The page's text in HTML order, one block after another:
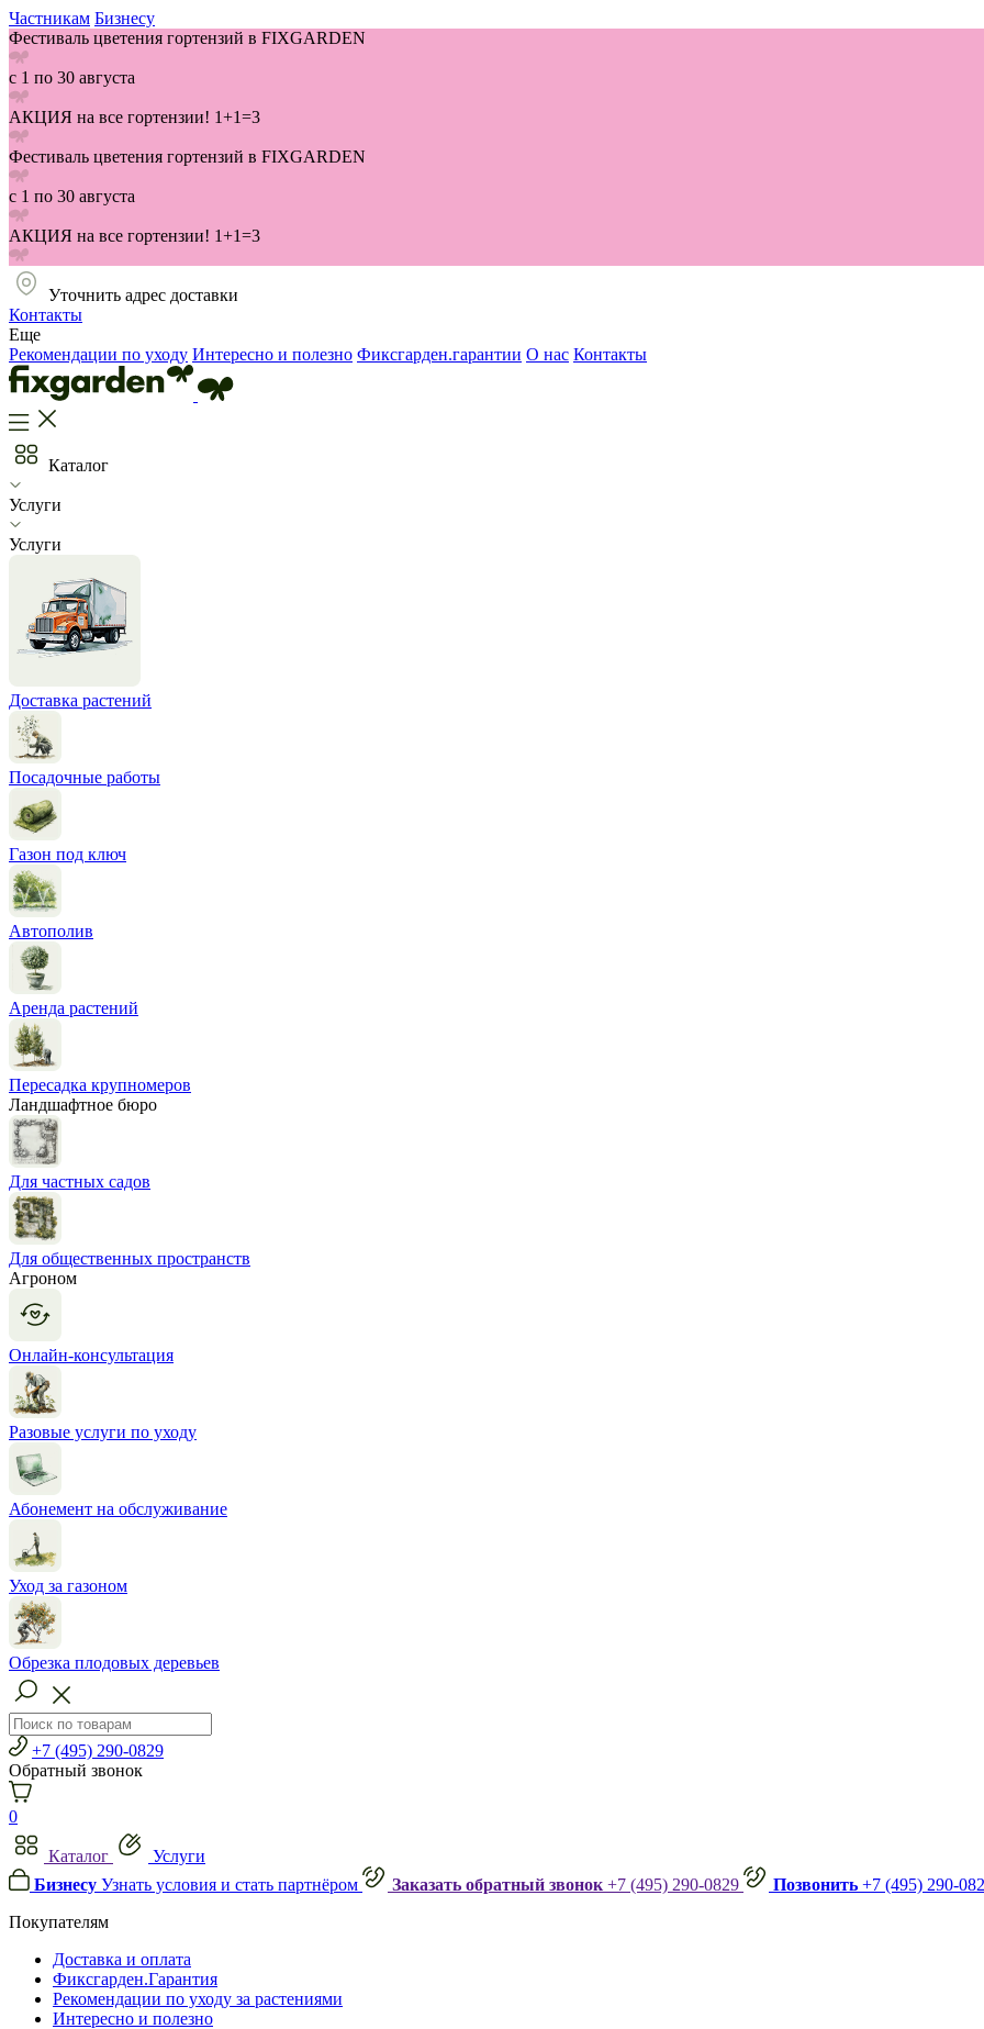
Частникам Бизнесу
Фестиваль цветения гортензий в FIXGARDEN
с 1 по 30 августа
АКЦИЯ на все гортензии! 1+1=3
Фестиваль цветения гортензий в FIXGARDEN
с 1 по 30 августа
АКЦИЯ на все гортензии! 1+1=3
Уточнить адрес доставки
Контакты
Еще
Рекомендации по уходу Интересно и полезно Фиксгарден.гарантии О нас Контакты
Каталог
Услуги
Услуги
Доставка растений
Посадочные работы
Газон под ключ
Автополив
Аренда растений
Пересадка крупномеров
Ландшафтное бюро
Для частных садов
Для общественных пространств
Агроном
Онлайн-консультация
Разовые услуги по уходу
Абонемент на обслуживание
Уход за газоном
Обрезка плодовых деревьев
+7 (495) 290-0829
Обратный звонок
0
Каталог
Услуги
Бизнесу Узнать условия и стать партнёром Заказать обратный звонок +7 (495) 290-0829 Позвонить +7 (495) 290-
Покупателям
Доставка и оплата
Фиксгарден.Гарантия
Рекомендации по уходу за растениями
Интересно и полезно